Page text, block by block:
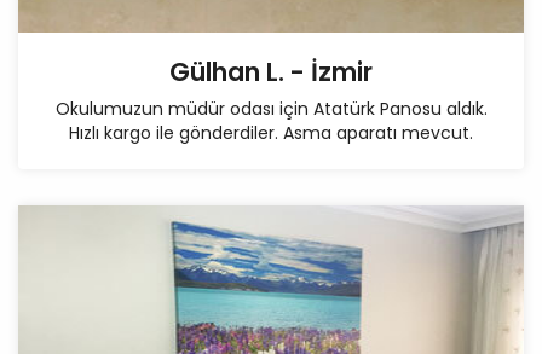
Gülhan L. - İzmir
Okulumuzun müdür odası için Atatürk Panosu aldık.
Hızlı kargo ile gönderdiler. Asma aparatı mevcut.